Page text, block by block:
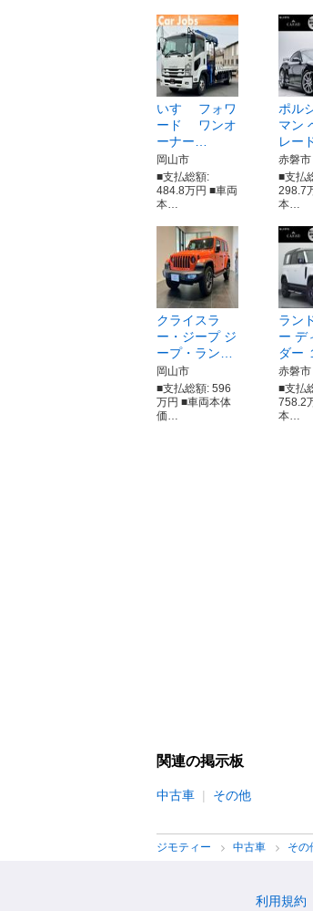
いすゞ フォワ
ード ワンオ
ーナー…
岡山市
■支払総額:
484.8万円 ■車両
本…
ポル
マン
レー
赤磐市
■支払
298.7
本…
クライスラ
ー・ジープ ジ
ープ・ラン…
岡山市
■支払総額: 596
万円 ■車両本体
価…
ラン
ー デ
ダー
赤磐市
■支払
758.2
本…
関連の掲示板
中古車 その他
ジモティー 中古車 その
利用規約